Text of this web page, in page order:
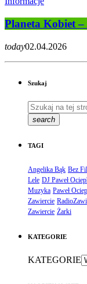
Planeta Kobiet –
today02.04.2026
Szukaj
search
TAGI
Angelika Bąk Bez
Lele DJ Paweł
Muzyka Paweł
Zawiercie
Zawiercie Żarki
KATEGORIE
KATEGORIE